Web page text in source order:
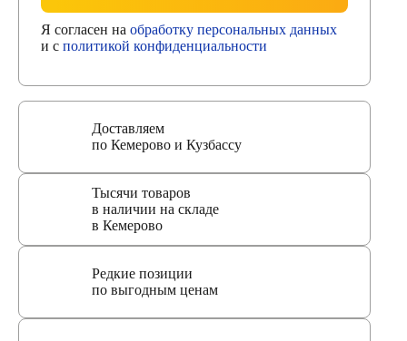
Я согласен на обработку персональных данных
и с политикой конфиденциальности
Доставляем
по Кемерово и Кузбассу
Тысячи товаров
в наличии на складе
в Кемерово
Редкие позиции
по выгодным ценам